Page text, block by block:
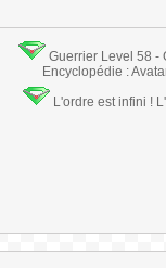
Guerrier Level 58 -
Encyclopédie :
L'ordre est infini !